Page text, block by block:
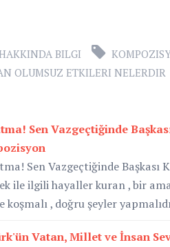
BILGI
OLUMSUZ ETKILERI NELERDIR
Sen Vazgeçtiğinde
Sen Vazgeçtiğinde
ile ilgili hayaller kuran , bir
koşmalı , doğru şeyler
Vatan, Millet ve İnsan